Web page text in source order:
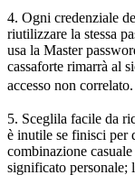
4. Ogni credenziale
riutilizzare la stessa
usa la Master
cassaforte rimarrà al
accesso non correlato.
5. Sceglila facile da
è inutile se finisci per
combinazione
significato personale;